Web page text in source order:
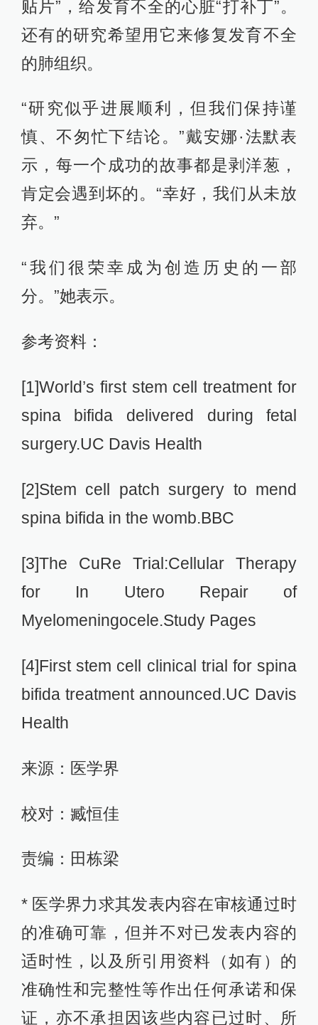
贴片”，给发育不全的心脏“打补丁”。
还有的研究希望用它来修复发育不全
的肺组织。
“研究似乎进展顺利，但我们保持谨
慎、不匆忙下结论。”戴安娜·法默表
示，每一个成功的故事都是剥洋葱，
肯定会遇到坏的。“幸好，我们从未放
弃。”
“我们很荣幸成为创造历史的一部
分。”她表示。
参考资料：
[1]World’s first stem cell treatment for
spina bifida delivered during fetal
surgery.UC Davis Health
[2]Stem cell patch surgery to mend
spina bifida in the womb.BBC
[3]The CuRe Trial:Cellular Therapy
for In Utero Repair of
Myelomeningocele.Study Pages
[4]First stem cell clinical trial for spina
bifida treatment announced.UC Davis
Health
来源：医学界
校对：臧恒佳
责编：田栋梁
* 医学界力求其发表内容在审核通过时
的准确可靠，但并不对已发表内容的
适时性，以及所引用资料（如有）的
准确性和完整性等作出任何承诺和保
证，亦不承担因该些内容已过时、所